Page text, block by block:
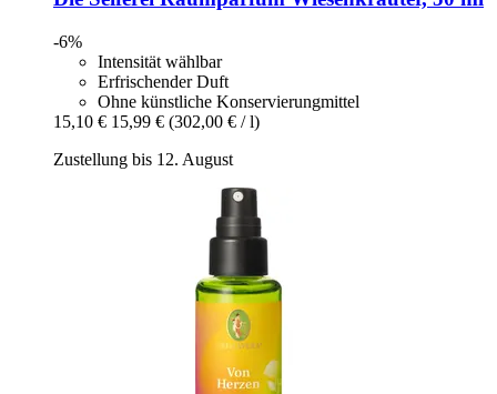
-6%
Intensität wählbar
Erfrischender Duft
Ohne künstliche Konservierungmittel
15,10 € 15,99 € (302,00 € / l)
Zustellung bis 12. August